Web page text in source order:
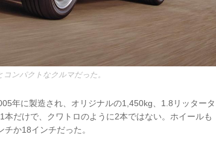
ンパクトなクルマだった。
年に製造され、オリジナルの1,450kg、1.8リッタータ
だけで、クワトロのように2本ではない。ホイールも
か18インチだった。